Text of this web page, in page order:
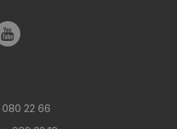
080 22 66